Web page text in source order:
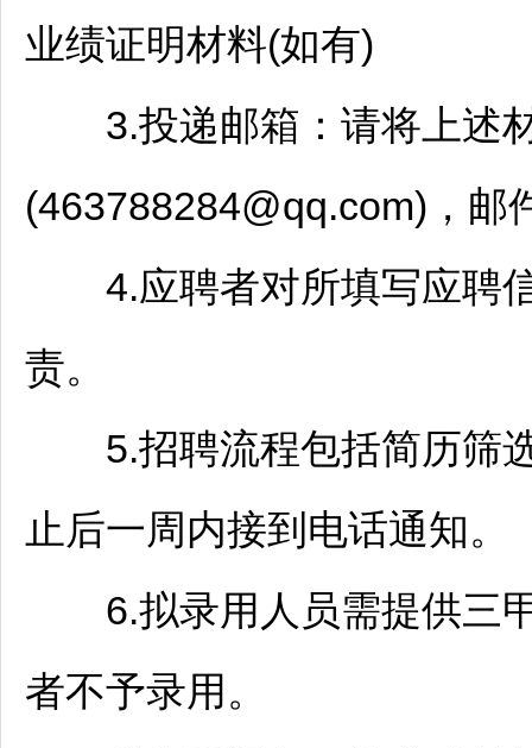
业绩证明材料(如有)
3.投递邮箱：请将上述材
(463788284@qq.com)，邮
4.应聘者对所填写应聘信
责。
5.招聘流程包括简历筛
止后一周内接到电话通知。
6.拟录用人员需提供三甲
者不予录用。